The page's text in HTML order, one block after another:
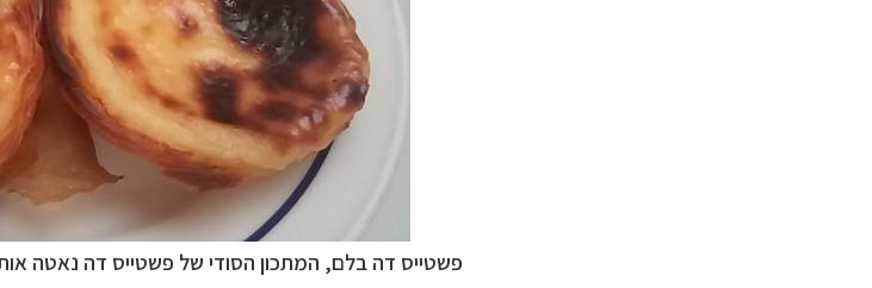
פשטייס דה בלם, המתכון הסודי של פשטייס דה נאטה